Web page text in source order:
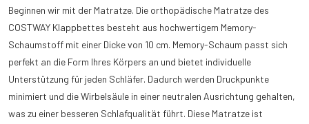
Beginnen wir mit der Matratze. Die orthopädische Matratze des
COSTWAY Klappbettes besteht aus hochwertigem Memory-
Schaumstoff mit einer Dicke von 10 cm. Memory-Schaum passt sich
perfekt an die Form Ihres Körpers an und bietet individuelle
Unterstützung für jeden Schläfer. Dadurch werden Druckpunkte
minimiert und die Wirbelsäule in einer neutralen Ausrichtung gehalten,
was zu einer besseren Schlafqualität führt. Diese Matratze ist